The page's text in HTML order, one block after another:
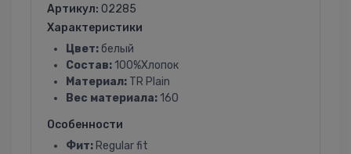
Артикул: 02285
Характеристики
Цвет: белый
Состав: 100%Хлопок
Материал: TR Plain
Вес материала: 160
Особенности
Фит: Regular fit